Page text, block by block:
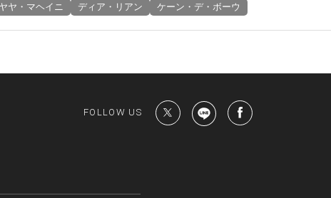
ヤヤ・マヘイニ ディア・リアン ケーン・デ・ボーウ
FOLLOW US